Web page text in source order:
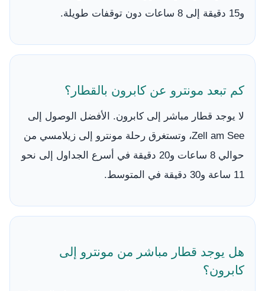
و15 دقيقة إلى 8 ساعات دون توقفات طويلة.
كم تبعد مونترو عن كابرون بالقطار؟
لا يوجد قطار مباشر إلى كابرون. الأفضل الوصول إلى
Zell am See، وتستغرق رحلة مونترو إلى زيلامسي من
حوالي 8 ساعات و20 دقيقة في أسرع الجداول إلى نحو
11 ساعة و30 دقيقة في المتوسط.
هل يوجد قطار مباشر من مونترو إلى
كابرون؟